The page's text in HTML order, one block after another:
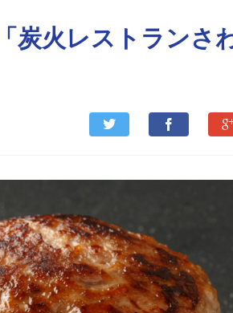
炭火レストランさ